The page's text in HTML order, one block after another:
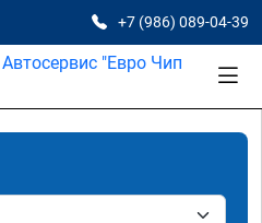
+7 (986) 089-04-39